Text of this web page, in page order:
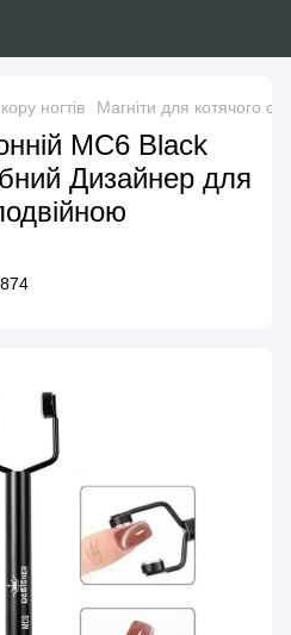
ногтів Магніти для котячого ока
МС6 Black
Дизайнер для